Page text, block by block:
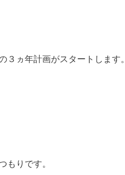
３ヵ年計画がスタートします。
もりです。